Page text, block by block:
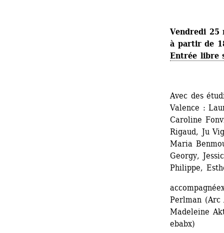
Vendredi 25
à partir de
Entrée libre
Avec des
Valence :
Caroline
Rigaud, Ju
Maria
Georgy,
Philippe,
Perlman (Arc
Madeleine
ebabx)